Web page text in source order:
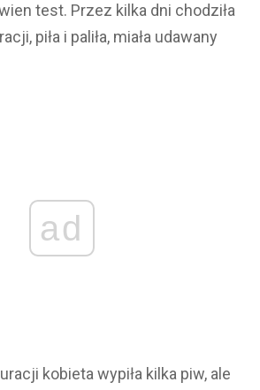
test. Przez kilka dni chodziła
piła i paliła, miała udawany
ad
kobieta wypiła kilka piw, ale